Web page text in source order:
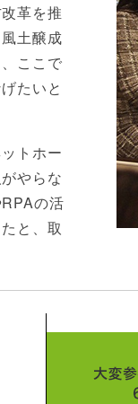
革を推
土醸成
ここで
たいと
トホー
やらな
の活
と、取